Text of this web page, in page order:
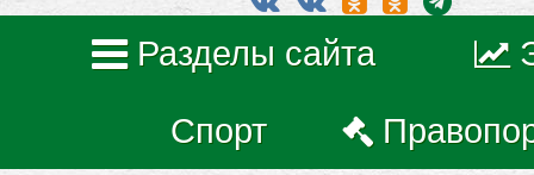
Разделы сайта
Спорт